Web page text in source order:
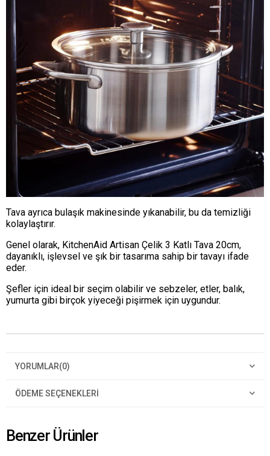
Tava ayrıca bulaşık makinesinde yıkanabilir, bu da temizliği
kolaylaştırır.
Genel olarak, KitchenAid Artisan Çelik 3 Katlı Tava 20cm,
dayanıklı, işlevsel ve şık bir tasarıma sahip bir tavayı ifade
eder.
Şefler için ideal bir seçim olabilir ve sebzeler, etler, balık,
yumurta gibi birçok yiyeceği pişirmek için uygundur.
YORUMLAR(0)
ÖDEME SEÇENEKLERI
Benzer Ürünler